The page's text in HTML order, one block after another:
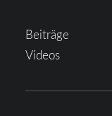
Beiträge
Videos